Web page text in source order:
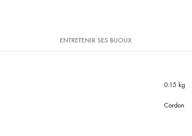
ENTRETENIR SES BIJOUX
0.15 kg
Cordon